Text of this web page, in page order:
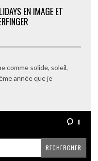
EN IMAGE ET
comme solide, soleil,
année que je
0